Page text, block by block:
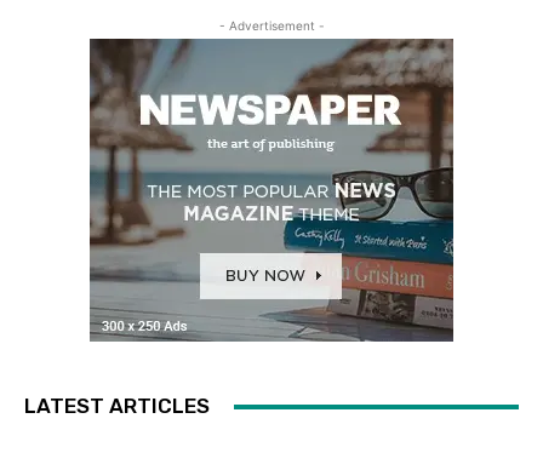
- Advertisement -
LATEST ARTICLES